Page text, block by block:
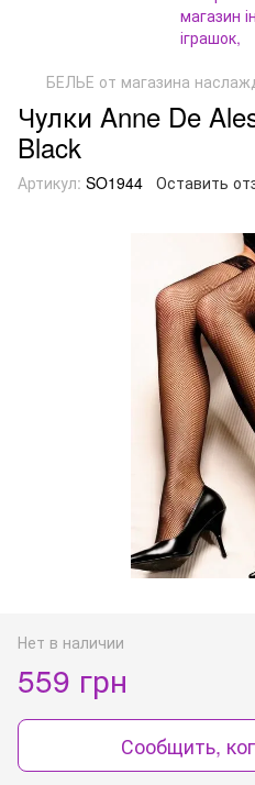
БЕЛЬЕ от магазина
Чулки Anne De
Black
Артикул: SO1944 Оставить
Нет в наличии
559 грн
Сообщить,